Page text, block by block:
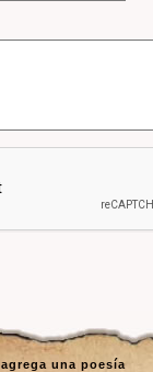
agrega una poesía